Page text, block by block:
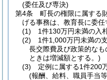
(委任及び専決)
第4条
町長の権限に属する
げる事務は、教育長に委任
(1)
1件130万円未満の入
(2)
1件1,000万円未満の
長交際費及び政策的な
ときは増減額とする。)
(3)
定例に属する1件200
(報酬、給料、職員手当